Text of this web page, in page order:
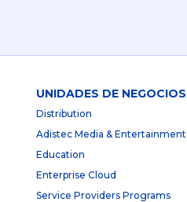
UNIDADES DE NEGOCIOS
Distribution
Adistec Media & Entertainment
Education
Enterprise Cloud
Service Providers Programs